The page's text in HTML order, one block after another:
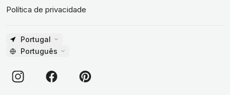
Política de privacidade
Portugal
Português